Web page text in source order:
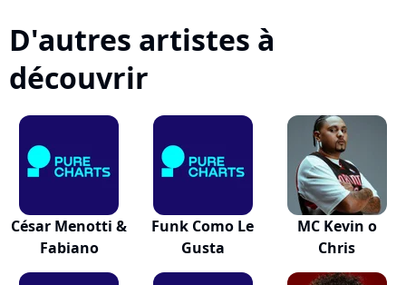
D'autres artistes à
découvrir
César Menotti &
Fabiano
Funk Como Le
Gusta
MC Kevin o
Chris